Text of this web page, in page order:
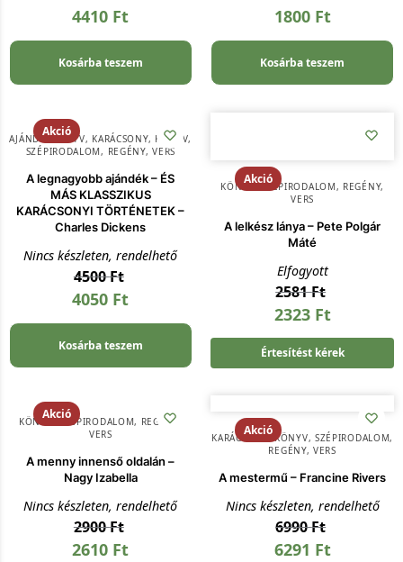
4410 Ft
Kosárba teszem
1800 Ft
Kosárba teszem
Akció
AJÁNDÉKKÖNYV, KARÁCSONY, KÖNYV,
SZÉPIRODALOM, REGÉNY, VERS
A legnagyobb ajándék – ÉS
MÁS KLASSZIKUS
KARÁCSONYI TÖRTÉNETEK –
Charles Dickens
Nincs készleten, rendelhető
4500Ft
4050 Ft
Kosárba teszem
Akció
KÖNYV,SZÉPIRODALOM, REGÉNY,
VERS
A lelkész lánya – Pete Polgár
Máté
Elfogyott
2581Ft
2323 Ft
Értesítést kérek
Akció
KÖNYV,SZÉPIRODALOM, REGÉNY,
VERS
A menny innenső oldalán –
Nagy Izabella
Nincs készleten, rendelhető
2900Ft
2610 Ft
Akció
KARÁCSONY,KÖNYV, SZÉPIRODALOM,
REGÉNY, VERS
A mestermű – Francine Rivers
Nincs készleten, rendelhető
6990Ft
6291 Ft